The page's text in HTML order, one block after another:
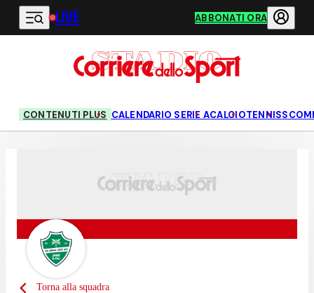
Vai al contenuto principale
LIVE ABBONATI ORA
CONTENUTI PLUS CALENDARIO SERIE ACALCIOTENNIS
Torna alla squadra